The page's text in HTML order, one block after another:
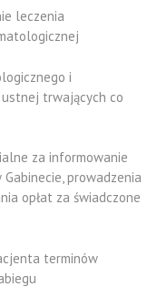
leczenia
i
trwających co
za informowanie
prowadzenia
opłat za świadczone
terminów